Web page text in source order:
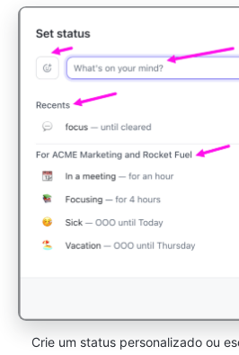
Crie um status personalizado ou